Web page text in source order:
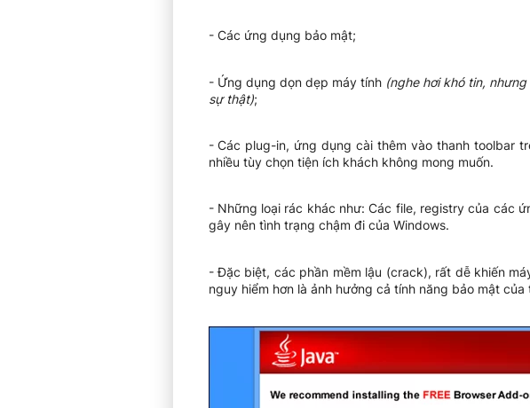
- Các ứng dụng bảo mật;
- Ứng dụng dọn dẹp máy tính (nghe hơi khó tin,
sự thật);
- Các plug-in, ứng dụng cài thêm vào thanh toolbar
nhiều tùy chọn tiện ích khách không mong muốn.
- Những loại rác khác như: Các file, registry của các
gây nên tình trạng chậm đi của Windows.
- Đặc biệt, các phần mềm lậu (crack), rất dễ khiến
nguy hiểm hơn là ảnh hưởng cả tính năng bảo mật của